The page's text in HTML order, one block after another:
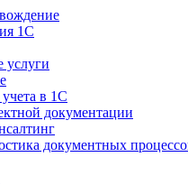
1С
услуги
в 1С
документации
документных